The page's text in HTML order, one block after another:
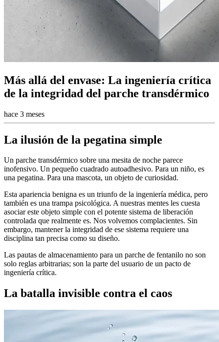
Más allá del envase: La ingeniería crítica
de la integridad del parche transdérmico
hace 3 meses
La ilusión de la pegatina simple
Un parche transdérmico sobre una mesita de noche parece
inofensivo. Un pequeño cuadrado autoadhesivo. Para un niño, es
una pegatina. Para una mascota, un objeto de curiosidad.
Esta apariencia benigna es un triunfo de la ingeniería médica, pero
también es una trampa psicológica. A nuestras mentes les cuesta
asociar este objeto simple con el potente sistema de liberación
controlada que realmente es. Nos volvemos complacientes. Sin
embargo, mantener la integridad de ese sistema requiere una
disciplina tan precisa como su diseño.
Las pautas de almacenamiento para un parche de fentanilo no son
solo reglas arbitrarias; son la parte del usuario de un pacto de
ingeniería crítica.
La batalla invisible contra el caos